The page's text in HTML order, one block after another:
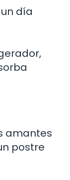
día
amantes
postre